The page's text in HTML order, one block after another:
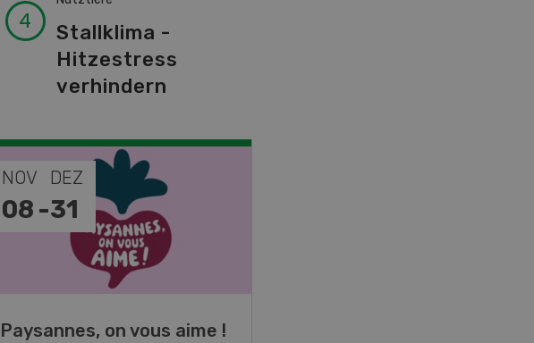
Stallklima -
Hitzestress
verhindern
NOV
08 -
DEZ
31
Paysannes, on vous aime !